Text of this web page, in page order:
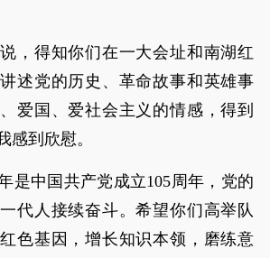
，得知你们在一大会址和南湖红
述党的历史、革命故事和英雄事
爱国、爱社会主义的情感，得到
感到欣慰。
是中国共产党成立105周年，党的
代人接续奋斗。希望你们高举队
色基因，增长知识本领，磨练意